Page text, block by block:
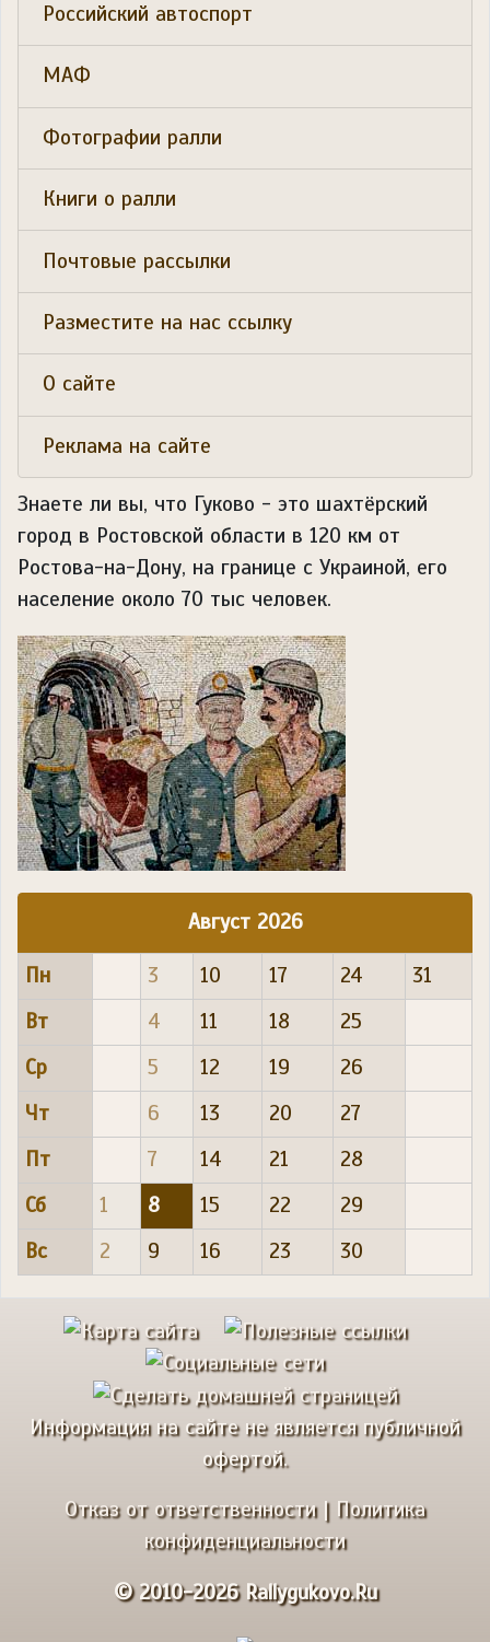
Российский автоспорт
МАФ
Фотографии ралли
Книги о ралли
Почтовые рассылки
Разместите на нас ссылку
О сайте
Реклама на сайте
Знаете ли вы, что Гуково - это шахтёрский
город в Ростовской области в 120 км от
Ростова-на-Дону, на границе с Украиной, его
население около 70 тыс человек.
Август 2026
Пн 3 10 17 24
31
Вт
4 11 18
25
Ср
5 12 19
26
Чт
6 13 20
27
Пт
7 14 21
28
Сб
1 8 15 22
29
Вс
2 9 16 23 30
Информация на сайте не является публичной
офертой.
Отказ от ответственности| Политика
конфиденциальности
© 2010-2026 Rallygukovo.Ru